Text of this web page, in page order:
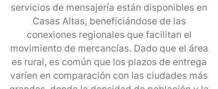
servicios de mensajería están disponibles en
Casas Altas, beneficiándose de las
conexiones regionales que facilitan el
movimiento de mercancías. Dado que el área
es rural, es común que los plazos de entrega
varíen en comparación con las ciudades más